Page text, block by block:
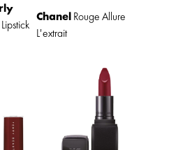
Chanel Rouge Allure
L'extrait